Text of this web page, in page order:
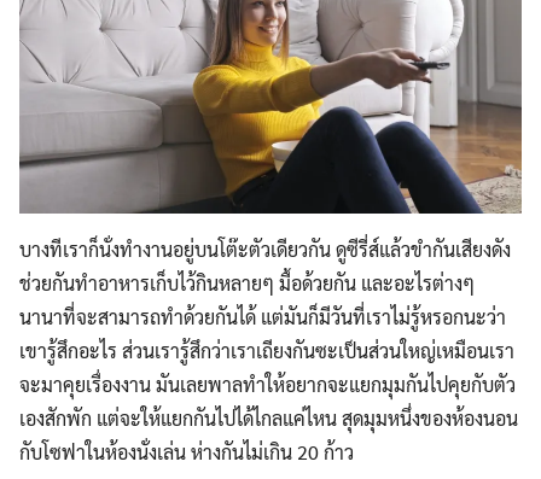
บางทีเราก็นั่งทำงานอยู่บนโต๊ะตัวเดียวกัน ดูซีรี่ส์แล้วขำกันเสียงดัง
ช่วยกันทำอาหารเก็บไว้กินหลายๆ มื้อด้วยกัน และอะไรต่างๆ
นานาที่จะสามารถทำด้วยกันได้ แต่มันก็มีวันที่เราไม่รู้หรอกนะว่า
เขารู้สึกอะไร ส่วนเรารู้สึกว่าเราเถียงกันซะเป็นส่วนใหญ่เหมือนเรา
จะมาคุยเรื่องงาน มันเลยพาลทำให้อยากจะแยกมุมกันไปคุยกับตัว
เองสักพัก แต่จะให้แยกกันไปได้ไกลแค่ไหน สุดมุมหนึ่งของห้องนอน
กับโซฟาในห้องนั่งเล่น ห่างกันไม่เกิน 20 ก้าว